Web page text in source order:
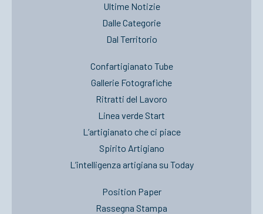
Ultime Notizie
Dalle Categorie
Dal Territorio
Confartigianato Tube
Gallerie Fotografiche
Ritratti del Lavoro
Linea verde Start
L’artigianato che ci piace
Spirito Artigiano
L’intelligenza artigiana su Today
Position Paper
Rassegna Stampa